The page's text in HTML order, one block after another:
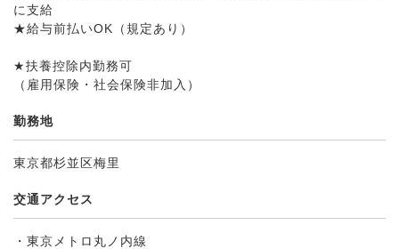
に支給
★給与前払いOK（規定あり）
★扶養控除内勤務可
（雇用保険・社会保険非加入）
勤務地
東京都杉並区梅里
交通アクセス
・東京メトロ丸ノ内線